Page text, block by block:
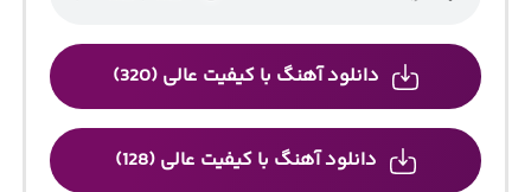
دانلود آهنگ با کیفیت عالی (320)
دانلود آهنگ با کیفیت عالی (128)